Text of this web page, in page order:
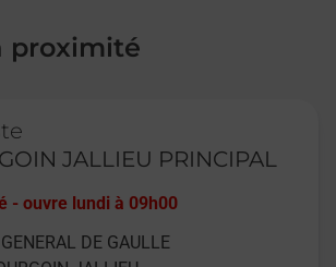
proximité
JALLIEU PRINCIPAL
-ouvre lundi à 09h00
DE GAULLE